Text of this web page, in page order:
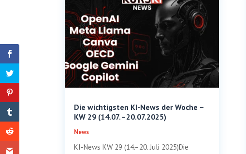
Die wichtigsten KI-News der Woche –
KW 29 (14.07. –20.07.2025)
News
KI-News KW 29 (14.–20. Juli 2025)Die